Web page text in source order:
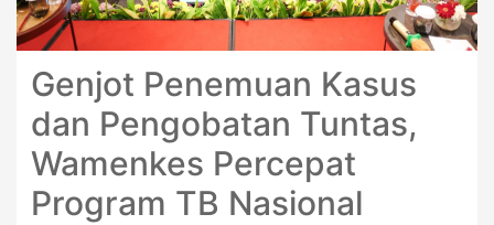
Genjot Penemuan Kasus
dan Pengobatan Tuntas,
Wamenkes Percepat
Program TB Nasional